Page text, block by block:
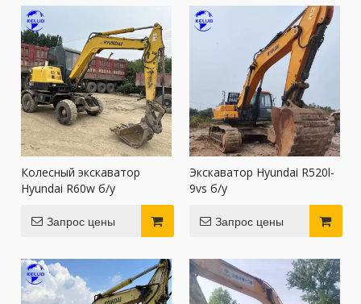
Колесный экскаватор
Hyundai R60w б/у
Запрос цены
Экскаватор Hyundai R520l-
9vs б/у
Запрос цены